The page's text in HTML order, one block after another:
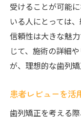
受けることが可能
いる人にとっては
信頼性は大きな魅
じて、施術の詳細
が、理想的な歯列
患者レビューを活
歯列矯正を考える